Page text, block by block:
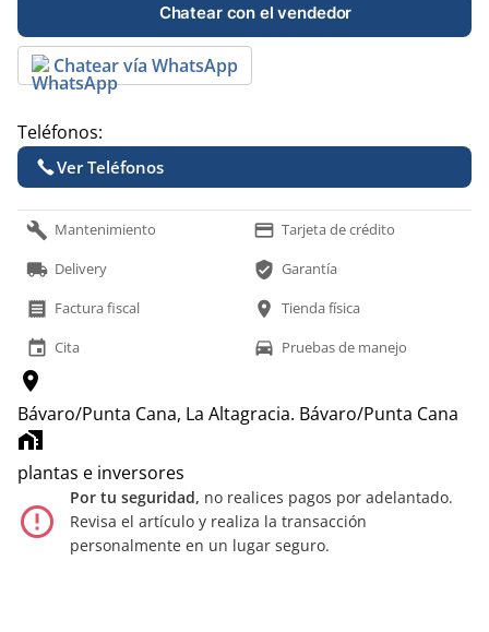
Chatear con el vendedor
Chatear vía WhatsApp
Teléfonos:
Ver Teléfonos
build Mantenimiento payment Tarjeta de crédito
local_shipping Delivery verified_user Garantía
receipt Factura fiscal location_on Tienda física
event Cita time_to_leave Pruebas de manejo
location_on
Bávaro/Punta Cana, La Altagracia. Bávaro/Punta Cana
home_work
plantas e inversores
error_outline
Por tu seguridad, no realices pagos por adelantado.
Revisa el artículo y realiza la transacción
personalmente en un lugar seguro.